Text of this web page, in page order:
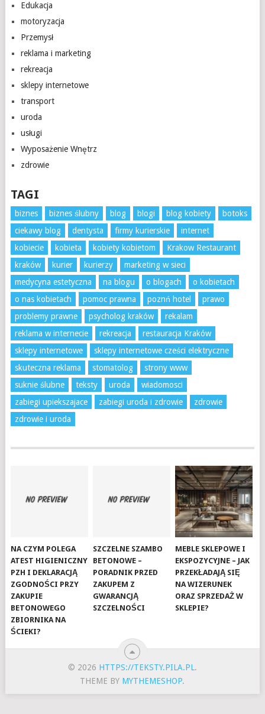
Edukacja
motoryzacja
Przemysł
reklama i marketing
rekreacja
sklepy internetowe
transport
uroda
usługi
Wyposażenie Wnętrz
zdrowie
TAGI
biznes biznes ślubny blog blogi blog kobiety
botoks
ciekawy blog
dentysta firmy kurierskie
internet
kobiecie
kobieta kobiety kobietom
Krakow Restaurant
kraków
kurier kurierzy
marketing w sieci
medycyna estetyczna
na blogu o blogach
o kobietach
o nas kobietach
pomoc prawna poznń hotel
prawo
problemy prawne
psycholog kraków
rekalam
reklama w internecie
rekreacja
restauracja Kraków
sklepy internetowe
sklepy internetowe cześci elektryczne
skuteczna reklama
stomatolog
strony www
suknie ślubne
teksty uroda
wiadomosci
zabiegi upiekszajace
zabiegi uroda i zdrowie
zdrowie
zdrowie i uroda
NA CZYM POLEGA
ATEST HIGIENICZNY
PZH I DEKLARACJĄ
ZGODNOŚCI PRZY
ZAKUPIE
BETONOWEGO
ZBIORNIKA NA
ŚCIEKI?
SZCZELNE SZAMBO
BETONOWE –
PORADNIK PRZED
ZAKUPEM Z
GWARANCJĄ
SZCZELNOŚCI
MEBLE SKLEPOWE I
EKSPOZYCYJNE – JAK
PRZEKŁADAJĄ SIĘ
NA WIZERUNEK
ORAZ SPRZEDAŻ W
SKLEPIE?
© 2026 HTTPS://TEKSTY.PILA.PL.
THEME BY MYTHEMESHOP.